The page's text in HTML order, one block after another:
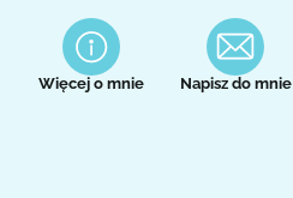
Więcej o mnie Napisz do mnie